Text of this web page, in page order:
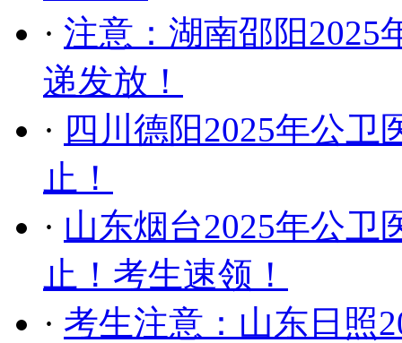
· 注意：湖南邵阳2025
递发放！
· 四川德阳2025年公卫
止！
· 山东烟台2025年公卫
止！考生速领！
· 考生注意：山东日照